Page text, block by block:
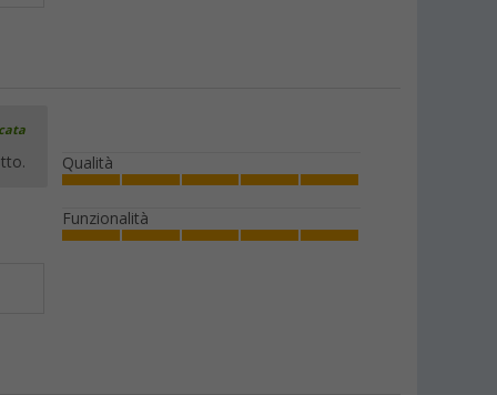
Qualità
Funzionalità